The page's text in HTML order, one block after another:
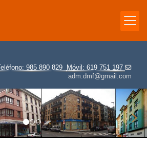
Teléfono: 985 890 829
Móvil: 619 751 197
adm.dmf@gmail.com